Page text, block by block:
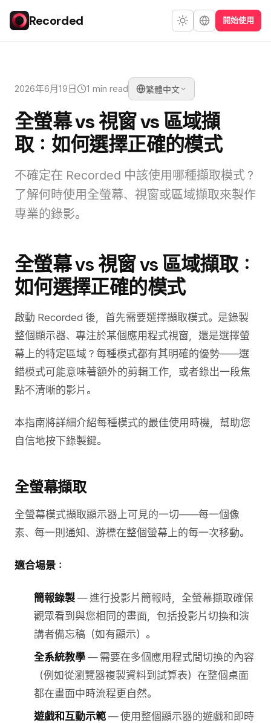
Recorded 開始使用
2026年6月19日 1 min read 繁體中文
全螢幕 vs 視窗 vs 區域擷
取：如何選擇正確的模式
不確定在 Recorded 中該使用哪種擷取模式？
了解何時使用全螢幕、視窗或區域擷取來製作
專業的錄影。
全螢幕 vs 視窗 vs 區域擷取：
如何選擇正確的模式
啟動 Recorded 後，首先需要選擇擷取模式。是錄製
整個顯示器、專注於某個應用程式視窗，還是選擇螢
幕上的特定區域？每種模式都有其明確的優勢——選
錯模式可能意味著額外的剪輯工作，或者錄出一段焦
點不清晰的影片。
本指南將詳細介紹每種模式的最佳使用時機，幫助您
自信地按下錄製鍵。
全螢幕擷取
全螢幕模式擷取顯示器上可見的一切——每一個像
素、每一則通知、游標在整個螢幕上的每一次移動。
適合場景：
簡報錄製 — 進行投影片簡報時，全螢幕擷取確保
觀眾看到與您相同的畫面，包括投影片切換和演
講者備忘稿（如有顯示）。
全系統教學 — 需要在多個應用程式間切換的內容
（例如從瀏覽器複製資料到試算表）在整個桌面
都在畫面中時流程更自然。
遊戲和互動示範 — 使用整個顯示器的遊戲和即時